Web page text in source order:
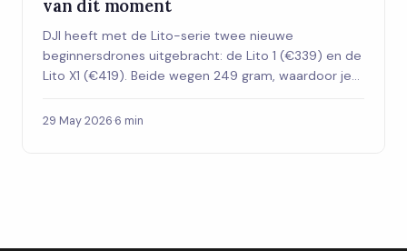
van dit moment
DJI heeft met de Lito-serie twee nieuwe
beginnersdrones uitgebracht: de Lito 1 (€339) en de
Lito X1 (€419). Beide wegen 249 gram, waardoor je
Nederland. Met 4K-camera en tot 37 minuten
29 May 2026·6 min